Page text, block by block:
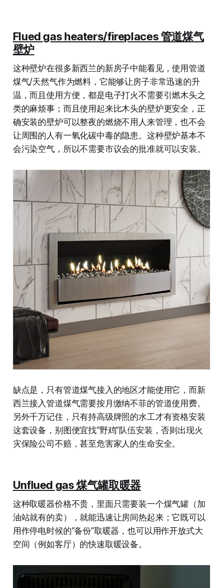
Flued gas heaters/fireplaces 管道煤气
壁炉
这种壁炉在很多新西兰的新房子中能看见，使用管道
煤气/天然气作为燃料，它能够让房子非常迅速的升
温，而且使用方便，都是电子打火不需要引燃木头之
类的麻烦事；而且使用起来比木头的壁炉更安全，正
确安装的壁炉可以整夜的燃烧不用人来管理，也不会
让周围的人有一氧化碳中毒的隐患。这种壁炉基本不
会污染空气，所以不需要市议会的批准就可以安装。
缺点是，只有管道煤气接入的地区才能使用它，而新
西兰接入管道煤气需要按月缴纳不菲的管道使用费。
另外千万记住，只有持高级牌照的水工才有资格安装
这套设备，别图便宜找“野鸡”队伍安装，否则出现火
灾保险公司不赔，甚至危害家人的生命安全。
Unflued gas 煤气罐取暖器
这种取暖器价格不贵，里面只需要装一个煤气罐（加
油站就有的卖），就能迅速让房间热起来；它既可以
用作停电时候的“备份”取暖器，也可以用作开放式大
空间（例如客厅）的快速取暖设备。